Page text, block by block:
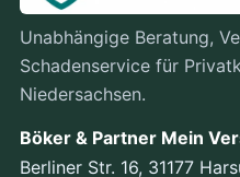
Unabhängige Beratung,
Schadenservice für
Niedersachsen.
Böker & Partner Mein
Berliner Str. 16, 31177